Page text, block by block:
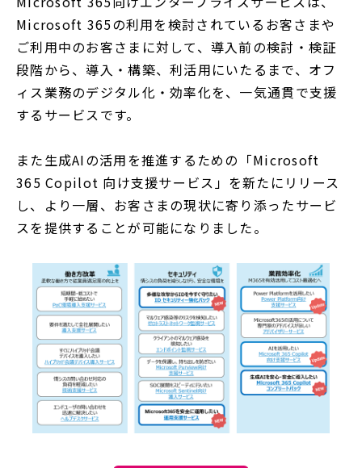
開
く
Microsoft 365の利用を検討されているお客さまや
ご利用中のお客さまに対して、導入前の検討・検証
段階から、導入・構築、利活用にいたるまで、オフ
ィス業務のデジタル化・効率化を、一気通貫で支援
するサービスです。
また生成AIの活用を推進するための「Microsoft
365 Copilot 向け支援サービス」を新たにリリース
し、より一層、お客さまの現状に寄り添ったサービ
スを提供することが可能になりました。